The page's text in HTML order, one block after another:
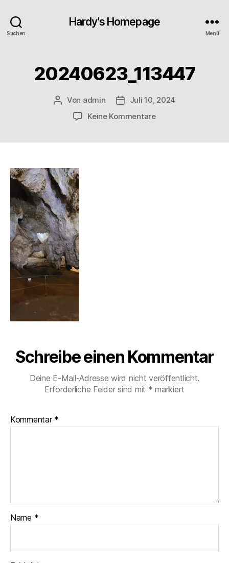
Suchen
Hardy's Homepage
Menü
20240623_113447
Beitragsautor
Von admin Veröffentlichungsdatum
Juli 10, 2024
Keine Kommentarezu
Schreibe einen Kommentar
Deine E-Mail-Adresse wird nicht veröffentlicht.
Erforderliche Felder sind mit * markiert
Kommentar *
Name *